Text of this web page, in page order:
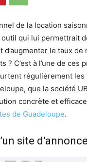
de la location
outil qui lui permettrait
d’augmenter le taux de
? C’est à l’une de ces
régulièrement les
que la société
concrète et
de Guadeloupe.
site